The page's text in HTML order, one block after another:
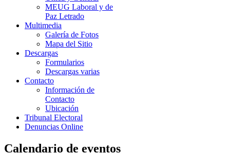
MEUG Laboral y de
Paz Letrado
Multimedia
Galería de Fotos
Mapa del Sitio
Descargas
Formularios
Descargas varias
Contacto
Información de
Contacto
Ubicación
Tribunal Electoral
Denuncias Online
Calendario de eventos